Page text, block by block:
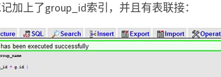
加上了group_id索引，并且有表联接：